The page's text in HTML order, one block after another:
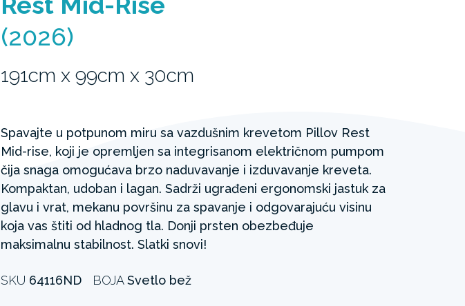
(2026)
191cm x 99cm x 30cm
Spavajte u potpunom miru sa vazdušnim krevetom Pillov Rest
Mid-rise, koji je opremljen sa integrisanom električnom pumpom
čija snaga omogućava brzo naduvavanje i izduvavanje kreveta.
Kompaktan, udoban i lagan. Sadrži ugrađeni ergonomski jastuk za
glavu i vrat, mekanu površinu za spavanje i odgovarajuću visinu
koja vas štiti od hladnog tla. Donji prsten obezbeđuje
maksimalnu stabilnost. Slatki snovi!
SKU 64116ND BOJASvetlo bež